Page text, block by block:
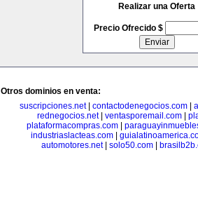
Realizar una Oferta
Precio Ofrecido $
Otros dominios en venta:
suscripciones.net| contactodenegocios.com
rednegocios.net| ventasporemail.com
plataformacompras.com
industriaslacteas.com
automotores.net| solo50.com